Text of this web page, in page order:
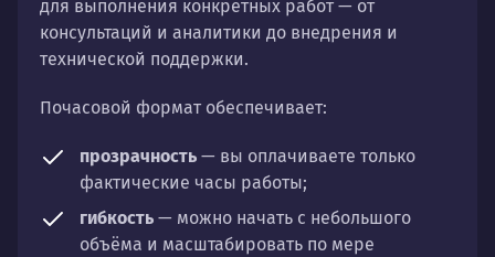
для выполнения конкретных работ — от
консультаций и аналитики до внедрения и
технической поддержки.
Почасовой формат обеспечивает:
прозрачность — вы оплачиваете только
фактические часы работы;
гибкость — можно начать с небольшого
объёма и масштабировать по мере